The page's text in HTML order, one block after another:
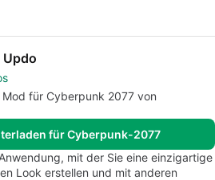
Updo
Mod für Cyberpunk 2077 von
für Cyberpunk-2077
mit der Sie eine einzigartige
Look erstellen und mit anderen